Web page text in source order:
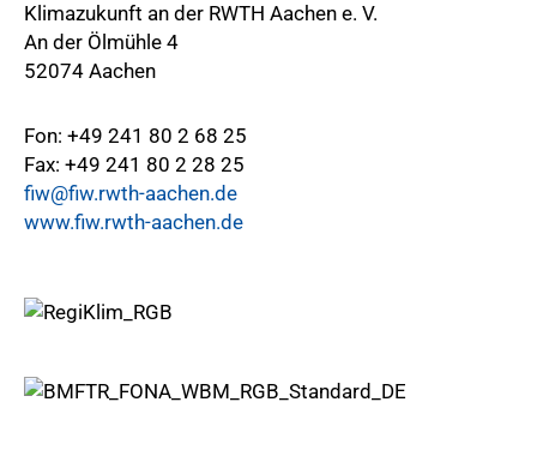
Klimazukunft an der RWTH Aachen e. V.
An der Ölmühle 4
52074 Aachen
Fon: +49 241 80 2 68 25
Fax: +49 241 80 2 28 25
fiw@fiw.rwth-aachen.de
www.fiw.rwth-aachen.de